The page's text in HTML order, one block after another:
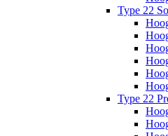
Type 22
Type 22